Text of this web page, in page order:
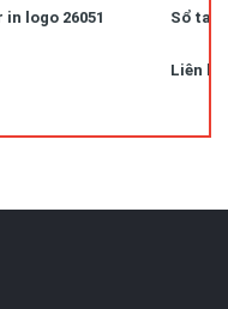
logo 26051 Sổ tay
Liên hệ